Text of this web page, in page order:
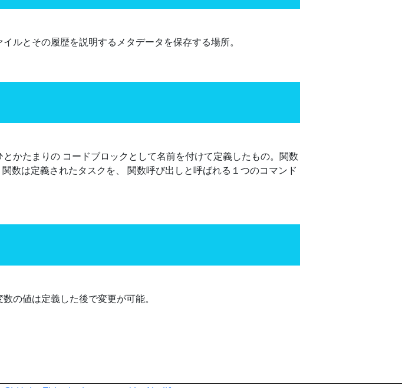
ルとその履歴を説明するメタデータを保存する場所。
かたまりの コードブロックとして名前を付けて定義したもの。関数
数は定義されたタスクを、 関数呼び出しと呼ばれる１つのコマンド
の値は定義した後で変更が可能。